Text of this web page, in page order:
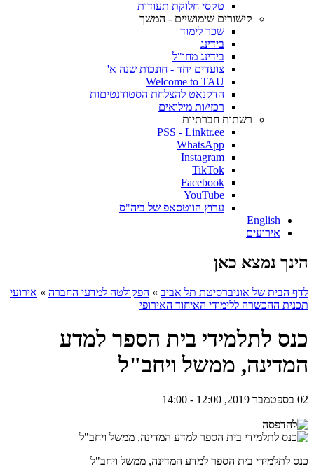
טקסי חלוקת תעודות
קישורים שימושיים - המשך
שכר לימוד
בידינג
בידינג מחו"ל
צועדים יחד - חונכות שנה א'
Welcome to TAU
הדקנאט להצלחת הסטודנטיםות
רכזי/ות מילואים
רשתות חברתיות
PSS - Linktr.ee
WhatsApp
Instagram
TikTok
Facebook
YouTube
ערוץ הווטסאפ של ביה"ס
English
אירועים
הינך נמצא כאן
לדף הבית של אוניברסיטת תל אביב » הפקולטה למדעי החברה » אירועי
תכנית ההכשרה ללימודי האיחוד האירופי
כנס לתלמידי בית הספר למדע
המדינה, ממשל ויחב"ל
02 בספטמבר 2019, 12:00 - 14:00
כנס לתלמידי בית הספר למדע המדינה, ממשל ויחב"ל